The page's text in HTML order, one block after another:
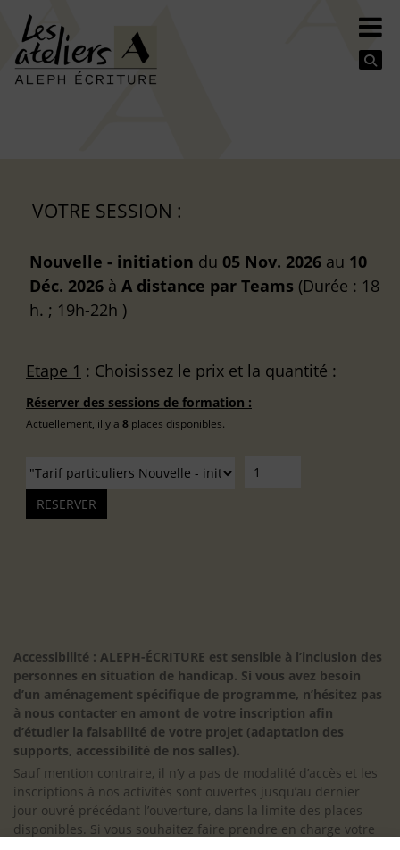
VOTRE SESSION :
Nouvelle - initiation du 05 Nov. 2026 au 10
Déc. 2026 à A distance par Teams (Durée : 18
h. ; 19h-22h )
Etape 1 : Choisissez le prix et la quantité :
Réserver des sessions de formation :
Actuellement, il y a 8 places disponibles.
Accessibilité : ALEPH-ÉCRITURE est sensible à l’inclusion des
personnes en situation de handicap. Si vous avez besoin
d’un aménagement spécifique de programme, n’hésitez pas
à nous contacter en amont de votre inscription afin
d’étudier la faisabilité de votre projet (adaptation des
supports, accessibilité de nos salles).
Sauf mention contraire, il n’y a pas de modalité d’accès et les
inscriptions à nos activités sont ouvertes jusqu’au dernier
jour ouvré précédant l’ouverture, dans la limite des places
disponibles. Si vous souhaitez faire prendre en charge votre